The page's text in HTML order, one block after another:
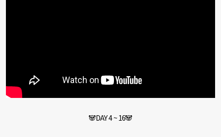
🐼DAY 4 ~ 16🐼